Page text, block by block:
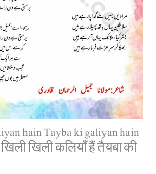
hain Tayba ki galiyan hain
खिली कलियाँ हैं तैयबा की